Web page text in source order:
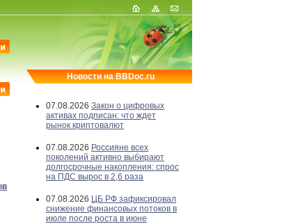
Новости на BBDoc.ru
07.08.2026 Закон о цифровых
активах подписан: что ждет
рынок криптовалют
07.08.2026 Россияне всех
поколений активно выбирают
долгосрочные накопления: спрос
на ПДС вырос в 2,6 раза
07.08.2026 ЦБ РФ зафиксировал
снижение финансовых потоков в
июле после роста в июне